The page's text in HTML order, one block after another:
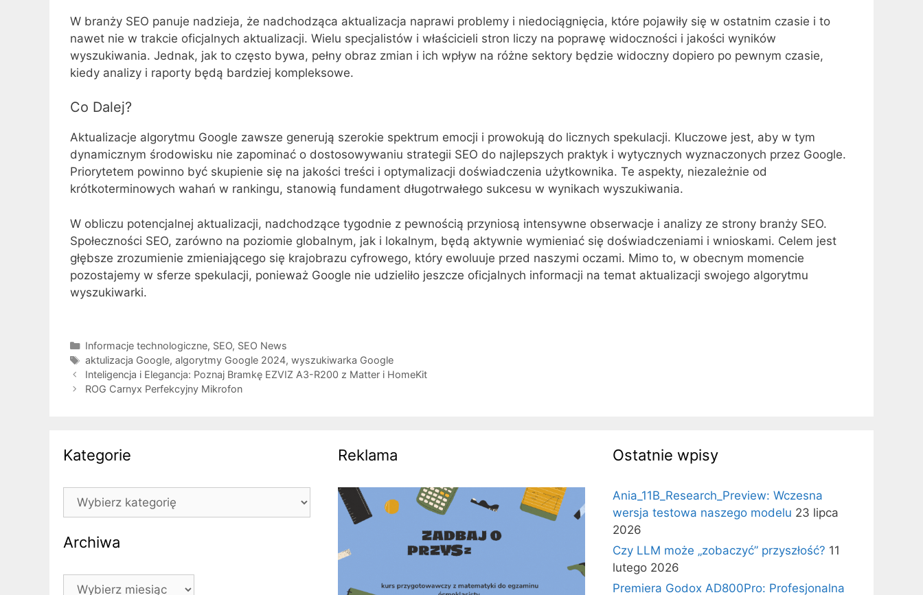
W branży SEO panuje nadzieja, że nadchodząca aktualizacja naprawi problemy i niedociągnięcia, które pojawiły się w ostatnim czasie i to
nawet nie w trakcie oficjalnych aktualizacji. Wielu specjalistów i właścicieli stron liczy na poprawę widoczności i jakości wyników
wyszukiwania. Jednak, jak to często bywa, pełny obraz zmian i ich wpływ na różne sektory będzie widoczny dopiero po pewnym czasie,
kiedy analizy i raporty będą bardziej kompleksowe.
Co Dalej?
Aktualizacje algorytmu Google zawsze generują szerokie spektrum emocji i prowokują do licznych spekulacji. Kluczowe jest, aby w tym
dynamicznym środowisku nie zapominać o dostosowywaniu strategii SEO do najlepszych praktyk i wytycznych wyznaczonych przez Google.
Priorytetem powinno być skupienie się na jakości treści i optymalizacji doświadczenia użytkownika. Te aspekty, niezależnie od
krótkoterminowych wahań w rankingu, stanowią fundament długotrwałego sukcesu w wynikach wyszukiwania.
W obliczu potencjalnej aktualizacji, nadchodzące tygodnie z pewnością przyniosą intensywne obserwacje i analizy ze strony branży SEO.
Społeczności SEO, zarówno na poziomie globalnym, jak i lokalnym, będą aktywnie wymieniać się doświadczeniami i wnioskami. Celem jest
głębsze zrozumienie zmieniającego się krajobrazu cyfrowego, który ewoluuje przed naszymi oczami. Mimo to, w obecnym momencie
pozostajemy w sferze spekulacji, ponieważ Google nie udzieliło jeszcze oficjalnych informacji na temat aktualizacji swojego algorytmu
wyszukiwarki.
Kategorie
Informacje technologiczne, SEO, SEO News
Tagi
aktulizacja Google, algorytmy Google 2024, wyszukiwarka Google
Inteligencja i Elegancja: Poznaj Bramkę EZVIZ A3-R200 z Matter i HomeKit
ROG Carnyx Perfekcyjny Mikrofon
Kategorie
Kategorie
Archiwa
Archiwa
Reklama Ostatnie wpisy
Ania_11B_Research_Preview: Wczesna
wersja testowa naszego modelu 23 lipca
2026
Czy LLM może „zobaczyć” przyszłość? 11
lutego 2026
Premiera Godox AD800Pro: Profesjonalna